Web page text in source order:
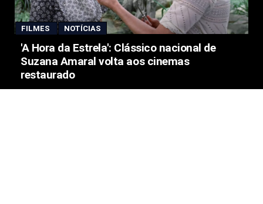
FILMES NOTÍCIAS
'A Hora da Estrela': Clássico nacional de
Suzana Amaral volta aos cinemas
restaurado